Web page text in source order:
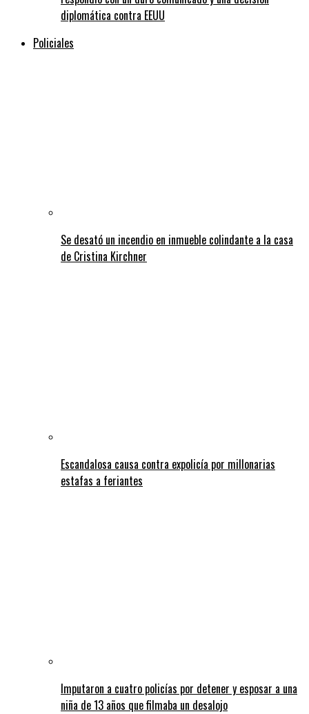
diplomática contra EEUU
Policiales
Se desató un incendio en inmueble colindante a la casa
de Cristina Kirchner
Escandalosa causa contra expolicía por millonarias
estafas a feriantes
Imputaron a cuatro policías por detener y esposar a una
niña de 13 años que filmaba un desalojo